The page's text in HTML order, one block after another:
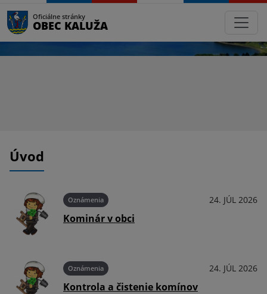
Oficiálne stránky
OBEC KALUŽA
Úvod
Oznámenia 24. JÚL 2026
Kominár v obci
Oznámenia 24. JÚL 2026
Kontrola a čistenie komínov